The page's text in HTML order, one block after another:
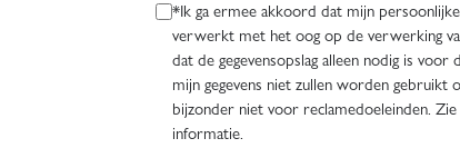
*Ik ga ermee akkoord dat mijn
verwerkt met het oog op de verwerking
dat de gegevensopslag alleen nodig is voor
mijn gegevens niet zullen worden gebruikt
bijzonder niet voor reclamedoeleinden.
informatie.